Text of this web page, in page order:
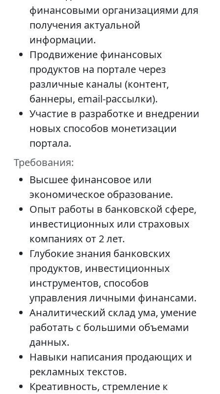
финансовыми организациями для
получения актуальной
информации.
Продвижение финансовых
продуктов на портале через
различные каналы (контент,
баннеры, email-рассылки).
Участие в разработке и внедрении
новых способов монетизации
портала.
Требования:
Высшее финансовое или
экономическое образование.
Опыт работы в банковской сфере,
инвестиционных или страховых
компаниях от 2 лет.
Глубокие знания банковских
продуктов, инвестиционных
инструментов, способов
управления личными финансами.
Аналитический склад ума, умение
работать с большими объемами
данных.
Навыки написания продающих и
рекламных текстов.
Креативность, стремление к